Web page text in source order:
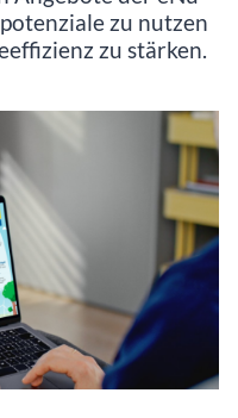
zu nutzen
zu stärken.